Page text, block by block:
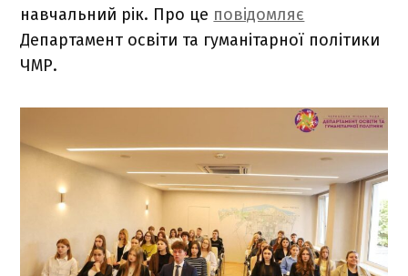
навчальний рік. Про це повідомляє
Департамент освіти та гуманітарної політики
ЧМР.